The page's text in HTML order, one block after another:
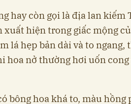
hay còn gọi là địa lan kiếm
hiện trong giấc mộng
lá hẹp bản dài và to ngang,
hoa nở thường hơi uốn
bông hoa khá to, màu hồng